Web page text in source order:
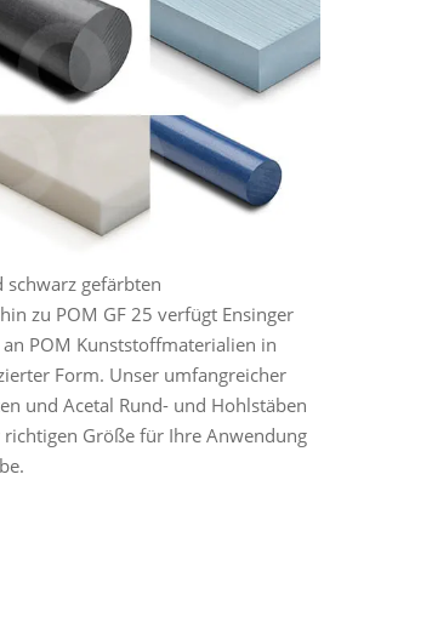
gefärbten
zu POM GF 25 verfügt Ensinger
POM Kunststoffmaterialien in
Form. Unser umfangreicher
und Acetal Rund- und Hohlstäben
Größe für Ihre Anwendung